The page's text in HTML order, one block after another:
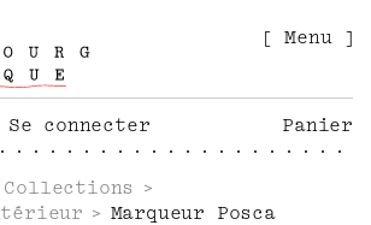
Se connecter Panier
[ Menu ]
Collections
Marqueur Posca